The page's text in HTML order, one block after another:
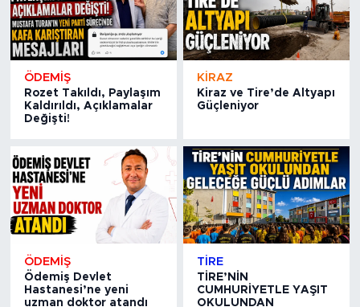
ÖDEMİŞ
Rozet Takıldı, Paylaşım
Kaldırıldı, Açıklamalar
Değişti!
KİRAZ
Kiraz ve Tire’de Altyapı
Güçleniyor
ÖDEMİŞ
Ödemiş Devlet
Hastanesi’ne yeni
uzman doktor atandı
TİRE
TİRE’NİN
CUMHURİYETLE YAŞIT
OKULUNDAN